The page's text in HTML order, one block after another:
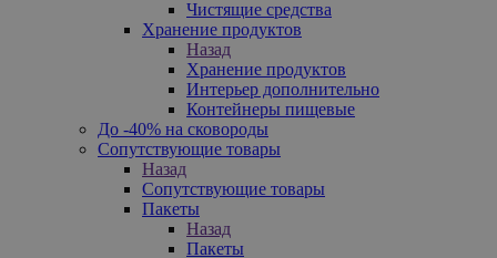
Чистящие средства
Хранение продуктов
Назад
Хранение продуктов
Интерьер дополнительно
Контейнеры пищевые
До -40% на сковороды
Сопутствующие товары
Назад
Сопутствующие товары
Пакеты
Назад
Пакеты